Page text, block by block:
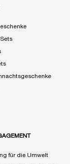
für die Umwelt